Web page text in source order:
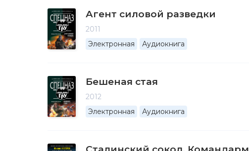
Агент силовой разведки
2011
Электронная
Аудиокнига
Бешеная стая
2012
Электронная
Аудиокнига